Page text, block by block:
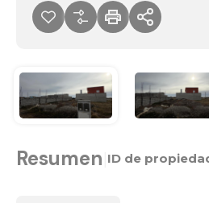
Resumen ID de